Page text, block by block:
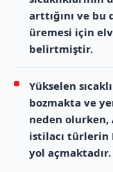
arttığını ve
üremesi için
belirtmiştir.
Yükselen
bozmakta ve
neden olurken,
istilacı türlerin
yol açmaktadır.